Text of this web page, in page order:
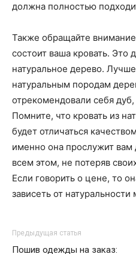
должна полностью
Также обращайте
состоит ваша кровать. Это
натуральное дерево.
натуральным породам
отрекомендовали себя
Помните, что кровать из
будет отличаться
именно она прослужит вам
всем этом, не потеряв
Если говорить о цене, то
зависеть от натуральности
Предыдущая статья
Пошив одежды на заказ: